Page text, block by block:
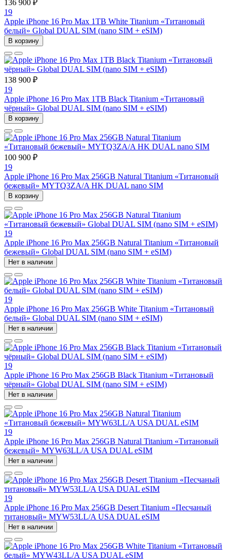
136 900 ₽
19
Apple iPhone 16 Pro Max 1TB White Titanium «Титановый
белый» Global DUAL SIM (nano SIM + eSIM)
В корзину
138 900 ₽
19
Apple iPhone 16 Pro Max 1TB Black Titanium «Титановый
чёрный» Global DUAL SIM (nano SIM + eSIM)
В корзину
100 900 ₽
19
Apple iPhone 16 Pro Max 256GB Natural Titanium «Tитановый
бежевый» MYTQ3ZA/A HK DUAL nano SIM
В корзину
19
Apple iPhone 16 Pro Max 256GB Natural Titanium «Tитановый
бежевый» Global DUAL SIM (nano SIM + eSIM)
Нет в наличии
19
Apple iPhone 16 Pro Max 256GB White Titanium «Титановый
белый» Global DUAL SIM (nano SIM + eSIM)
Нет в наличии
19
Apple iPhone 16 Pro Max 256GB Black Titanium «Титановый
чёрный» Global DUAL SIM (nano SIM + eSIM)
Нет в наличии
19
Apple iPhone 16 Pro Max 256GB Natural Titanium «Tитановый
бежевый» MYW63LL/A USA DUAL eSIM
Нет в наличии
19
Apple iPhone 16 Pro Max 256GB Desert Titanium «Песчаный
титановый» MYW53LL/A USA DUAL eSIM
Нет в наличии